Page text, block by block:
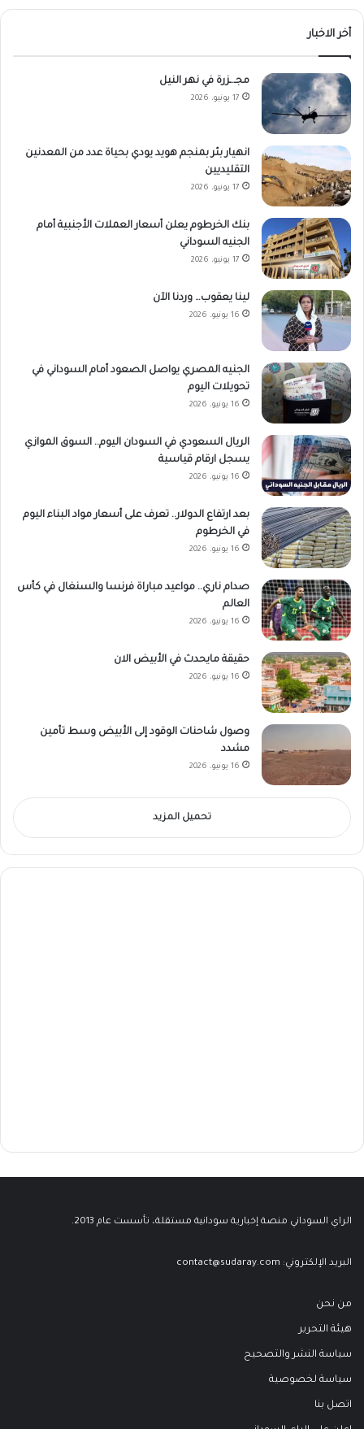
أخر الاخبار
مجـ.ـزرة في نهر النيل
17 يونيو، 2026
انهيار بئر بمنجم هويد يودي بحياة عدد من المعدنين
التقليديين
17 يونيو، 2026
بنك الخرطوم يعلن أسعار العملات الأجنبية أمام
الجنيه السوداني
17 يونيو، 2026
لينا يعقوب… وردنا الآن
16 يونيو، 2026
الجنيه المصري يواصل الصعود أمام السوداني في
تحويلات اليوم
16 يونيو، 2026
الريال السعودي في السودان اليوم.. السوق الموازي
يسجل ارقام قياسية
16 يونيو، 2026
بعد ارتفاع الدولار.. تعرف على أسعار مواد البناء اليوم
في الخرطوم
16 يونيو، 2026
صدام ناري.. مواعيد مباراة فرنسا والسنغال في كأس
العالم
16 يونيو، 2026
حقيقة مايحدث في الأبيض الان
16 يونيو، 2026
وصول شاحنات الوقود إلى الأبيض وسط تأمين
مشدد
16 يونيو، 2026
تحميل المزيد
الراي السوداني منصة إخبارية سودانية مستقلة، تأسست عام 2013.
البريد الإلكتروني: contact@sudaray.com
من نحن
هيئة التحرير
سياسة النشر والتصحيح
سياسة لخصوصية
اتصل بنا